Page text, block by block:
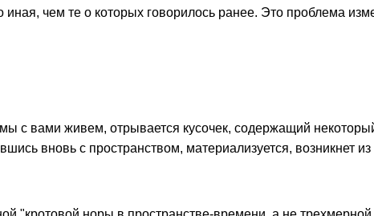
иная, чем те о которых говорилось ранее. Это проблема
с вами живем, отрывается кусочек, содержащий
вновь с пространством, материализуется, возникнет из